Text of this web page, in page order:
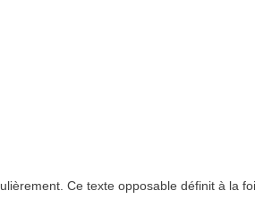
Ce texte opposable définit à la